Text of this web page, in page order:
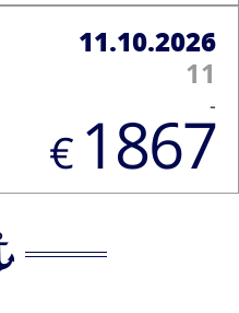
11.10.2026
11
-
€ 1867